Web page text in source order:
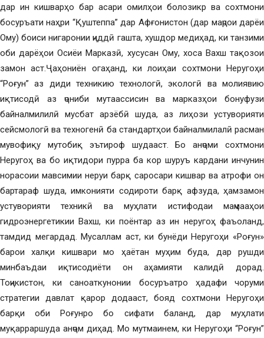
дар ин кишварҳо бар асари омилҳои болозикр ва сохтмони
босуръати наҳри “Қуштеппа” дар Афғонистон (дар маҷрои дарёи
Ому) боиси нигаронии ҷиддӣ гашта, хушдор медиҳад, ки танзими
оби дарёҳои Осиёи Марказӣ, хусусан Ому, хоса Вахш тақозои
замон аст.Ҷаҳониён огаҳанд, ки лоиҳаи сохтмони Неругоҳи
“Роғун” аз диди техникию технологӣ, экологӣ ва молиявию
иқтисодӣ аз ҷониби мутаассисин ва марказҳои бонуфузи
байналмилилӣ мусбат арзёбӣ шуда, аз лиҳози устуворияти
сейсмологӣ ва техногенӣ ба стандартҳои байналмилалӣ расман
мувофиқу мутобиқ эътироф шудааст. Бо анҷоми сохтмони
Неругоҳ ва бо иқтидори пурра ба кор шуруъ кардани инчунин
норасоии мавсимии неруи барқ саросари кишвар ва атрофи он
бартараф шуда, имконияти содироти барқ афзуда, ҳамзамон
устуворияти техникӣ ва муҳлати истифодаи маҷмааҳои
гидроэнергетикии Вахш, ки поёнтар аз ин неругоҳ фаъоланд,
тамдид мегардад. Мусаллам аст, ки бунёди Неругоҳи «Роғун»
барои халқи кишвари мо ҳаётан муҳим буда, дар рушди
минбаъдаи иқтисодиёти он аҳамияти калидӣ дорад.
Тоҷикистон, ки саноаткунонии босуръатро ҳадафи чоруми
стратегии давлат қарор додааст, бояд сохтмони Неругоҳи
барқи оби Роғунро бо сифати баланд, дар муҳлати
муқарраршуда анҷом диҳад. Мо мутмаинем, ки Неругоҳи “Роғун”